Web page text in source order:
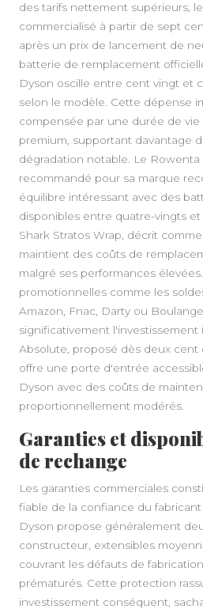
des tarifs nettement supérieurs,
commercialisé à partir de sept
après un prix de lancement de
batterie de remplacement
Dyson oscille entre cent vingt et
selon le modèle. Cette dépense
compensée par une durée de
premium, supportant davantage
dégradation notable. Le Rowenta
recommandé pour sa marque
équilibre intéressant avec des
disponibles entre quatre-vingts
Shark Stratos Wrap, décrit
maintient des coûts de
malgré ses performances
promotionnelles comme les
Amazon, Fnac, Darty ou
significativement l'investissement
Absolute, proposé dès deux cent
offre une porte d'entrée
Dyson avec des coûts de
proportionnellement modérés.
Garanties et
de rechange
Les garanties commerciales
fiable de la confiance du fabricant
Dyson propose généralement
constructeur, extensibles
couvrant les défauts de
prématurés. Cette protection
investissement conséquent,